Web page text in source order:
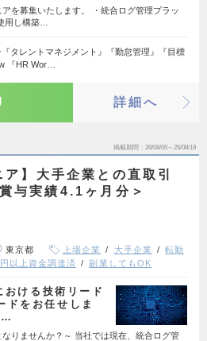
アを募集いたします。 ・統合ログ管理プラッ
用し構築…
タレントマネジメント』『勤怠管理』『目標
『HR Wor…
詳細へ
掲載期間 26/08/06～26/08/19
】大手企業との直取引
与実績4.1ヶ月分＞
東京都 上場企業 大手企業
転勤
以上資金調達済 副業してもOK
ける技術リード
ドをお任せしま
…
りませんか？～ 当社では現在、統合ログ管